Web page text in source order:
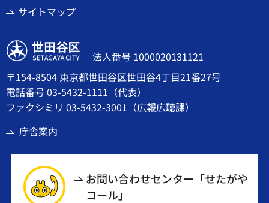
サイトマップ
世田谷区
法人番号 1000020131121
〒154-8504 東京都世田谷区世田谷4丁目21番27号
電話番号03-5432-1111 （代表）
ファクシミリ 03-5432-3001（広報広聴課）
庁舎案内
お問い合わせセンター「せたがや
コール」